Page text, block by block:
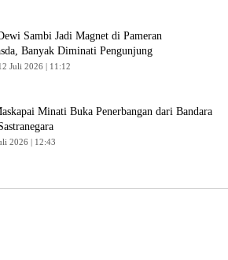
Sambi Jadi Magnet di Pameran
Banyak Diminati Pengunjung
Juli 2026 | 11:12
Minati Buka Penerbangan dari Bandara
2026 | 12:43